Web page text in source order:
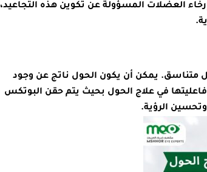
العضلات المسؤولة عن تكوين هذه التجاعيد،
متناسق. يمكن أن يكون الحول ناتج عن وجود
في علاج الحول بحيث يتم حقن البوتكس
الرؤية.